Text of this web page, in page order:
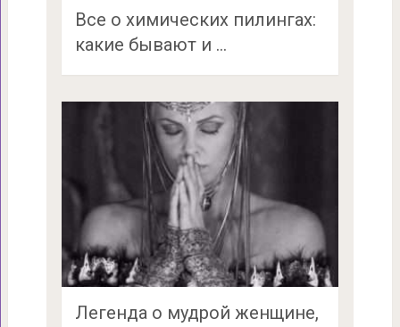
Все о химических пилингах:
какие бывают и …
Легенда о мудрой женщине,